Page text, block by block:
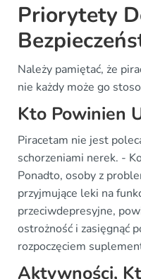
Priorytety
Należy pamiętać, że
nie każdy może go
Kto Powinien
Piracetam nie jest
schorzeniami nerek. -
Ponadto, osoby z
przyjmujące leki na
przeciwdepresyjne,
ostrożność i zasięgnąć
rozpoczęciem
Aktywności,